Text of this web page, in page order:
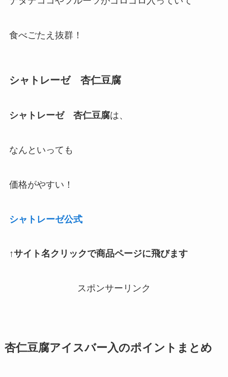
食べごたえ抜群！
シャトレーゼ 杏仁豆腐
シャトレーゼ 杏仁豆腐は、
なんといっても
価格がやすい！
シャトレーゼ公式
↑サイト名クリックで商品ページに飛びます
スポンサーリンク
杏仁豆腐アイスバー入のポイントまとめ